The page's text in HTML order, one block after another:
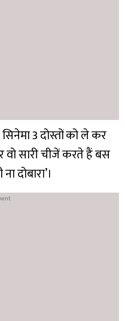
3 दोस्तों को ले कर
वो सारी चीजें करते हैं बस
दोबारा’।